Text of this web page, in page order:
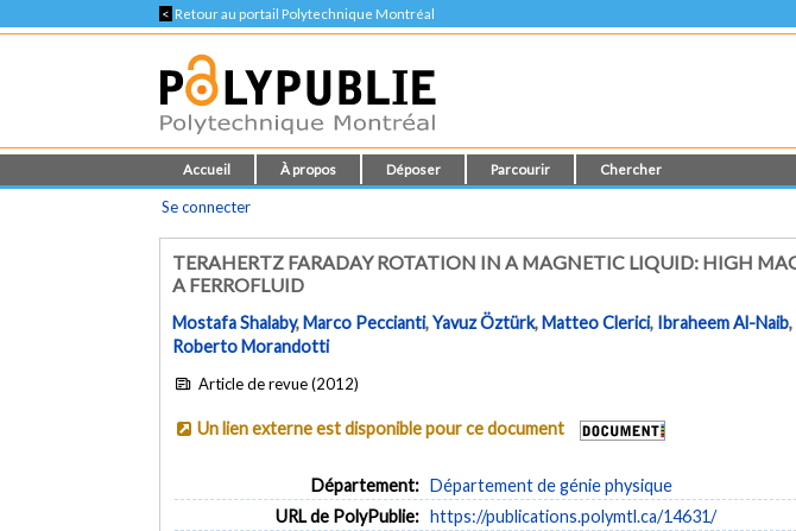
< Retour au portail Polytechnique Montréal
Accueil À propos Déposer Parcourir Chercher
Se connecter
TERAHERTZ FARADAY ROTATION IN A MAGNETIC LIQUID: HIGH
A FERROFLUID
Mostafa Shalaby,Marco Peccianti,Yavuz Öztürk,Matteo Clerici, Ibraheem Al-Naib,
Roberto Morandotti
Article de revue (2012)
Un lien externe est disponible pour ce document
Département: Département de génie physique
URL de PolyPublie: https://publications.polymtl.ca/14631/